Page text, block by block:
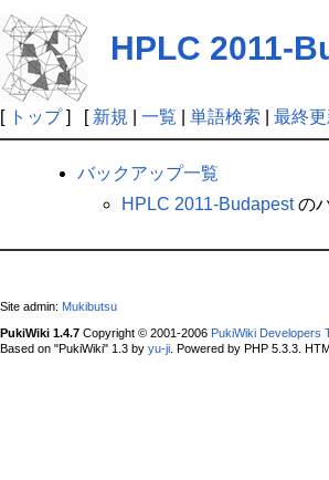
HPLC 2011-
[ トップ] [ 新規 一覧 単語検索 最終
バックアップ一覧
HPLC 2011-Budapestの
Site admin: Mukibutsu
PukiWiki 1.4.7 Copyright © 2001-2006 PukiWiki Developers
Based on "PukiWiki" 1.3 by yu-ji . Powered by PHP 5.3.3.